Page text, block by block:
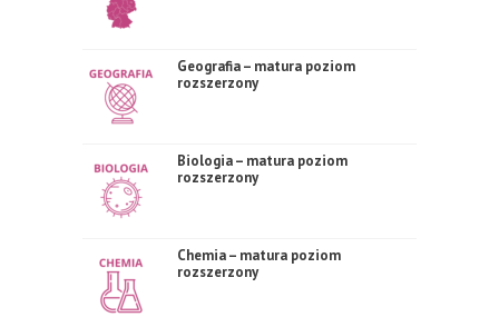
Geografia – matura poziom
rozszerzony
Biologia – matura poziom
rozszerzony
Chemia – matura poziom
rozszerzony